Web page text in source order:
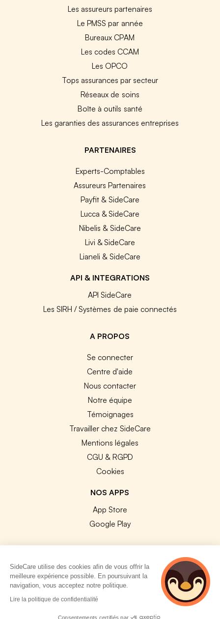
Les assureurs partenaires
Le PMSS par année
Bureaux CPAM
Les codes CCAM
Les OPCO
Tops assurances par secteur
Réseaux de soins
Boîte à outils santé
Les garanties des assurances entreprises
PARTENAIRES
Experts-Comptables
Assureurs Partenaires
Payfit & SideCare
Lucca & SideCare
Nibelis & SideCare
Livi & SideCare
Lianeli & SideCare
API & INTEGRATIONS
API SideCare
Les SIRH / Systèmes de paie connectés
A PROPOS
Se connecter
Centre d'aide
Nous contacter
Notre équipe
Témoignages
Travailler chez SideCare
Mentions légales
CGU & RGPD
Cookies
NOS APPS
App Store
Google Play
© 2026 SideCare. Tous droits réservés.
SideCare utilise des cookies afin de vous offrir la
meilleure expérience possible. En poursuivant la
navigation, vous acceptez notre politique.
Lire la politique de confidentialité
Consentements certifiés par
4 personnes
consultent
actuellement cette